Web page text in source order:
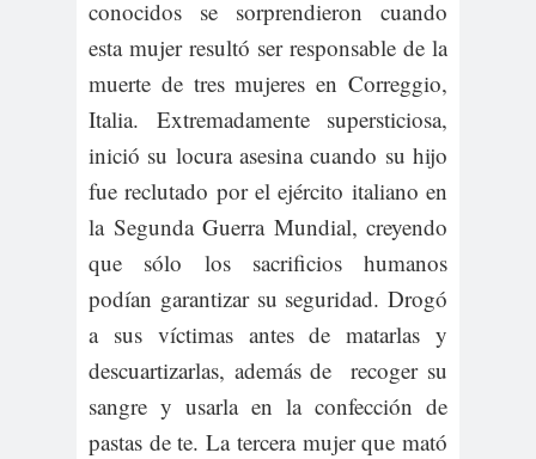
conocidos se sorprendieron cuando
esta mujer resultó ser responsable de la
muerte de tres mujeres en Correggio,
Italia. Extremadamente supersticiosa,
inició su locura asesina cuando su hijo
fue reclutado por el ejército italiano en
la Segunda Guerra Mundial, creyendo
que sólo los sacrificios humanos
podían garantizar su seguridad. Drogó
a sus víctimas antes de matarlas y
descuartizarlas, además de recoger su
sangre y usarla en la confección de
pastas de te. La tercera mujer que mató